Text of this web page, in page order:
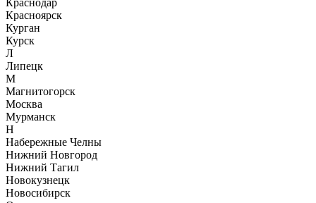
Красноярск
Курган
Курск
Л
Липецк
М
Магнитогорск
Москва
Мурманск
Н
Набережные Челны
Нижний Новгород
Нижний Тагил
Новокузнецк
Новосибирск